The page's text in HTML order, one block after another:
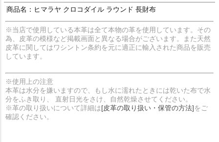
商品名：ヒマラヤ クロコダイル ラウンド 長財布
※当店で使用している本革は全て本物の革を使用しています。その
為、皮革の模様など掲載画面と異なる場合がございます。また天然
皮革に関してはワシントン条約を元に適正に輸入された商品を販売
しています。
※使用上の注意
本革は水分を嫌いますので、もし水に濡れたときには乾いた布で水
分をふき取り、 直射日光をさけ、自然乾燥させてください。
※革の取り扱いについて詳細は[皮革の取り扱い・保管の方法]をご
確認ください。